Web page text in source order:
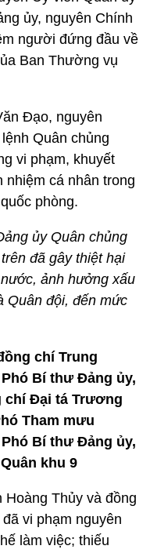
ủy, nguyên Chính
người đứng đầu về
Ban Thường vụ
Đạo, nguyên
Quân chủng
vi phạm, khuyết
nhiệm cá nhân trong
phòng.
ủy Quân chủng
đã gây thiệt hại
ảnh hưởng xấu
Quân đội, đến mức
chí Trung
Bí thư Đảng ủy,
chí Đại tá Trương
Tham mưu
Bí thư Đảng ủy,
khu 9
Thủy và đồng
vi phạm nguyên
làm việc; thiếu